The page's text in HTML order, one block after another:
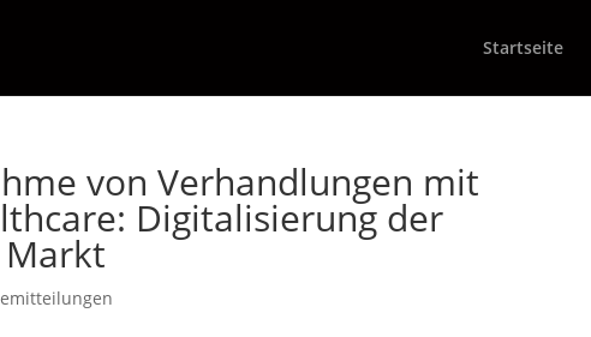
Startseite
von Verhandlungen mit
Digitalisierung der
Markt